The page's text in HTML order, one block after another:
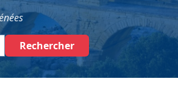
Rechercher